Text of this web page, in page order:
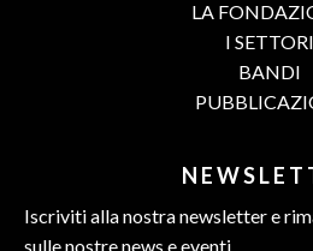
LA
I SETTORI
BANDI
Iscriviti alla nostra newsletter e
sulle nostre news e eventi.